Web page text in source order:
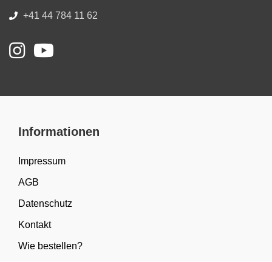
+41 44 784 11 62
Informationen
Impressum
AGB
Datenschutz
Kontakt
Wie bestellen?